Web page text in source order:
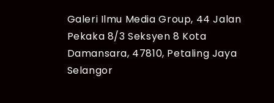
Galeri Ilmu Media Group, 44 Jalan
Pekaka 8/3 Seksyen 8 Kota
Damansara, 47810, Petaling Jaya
Selangor